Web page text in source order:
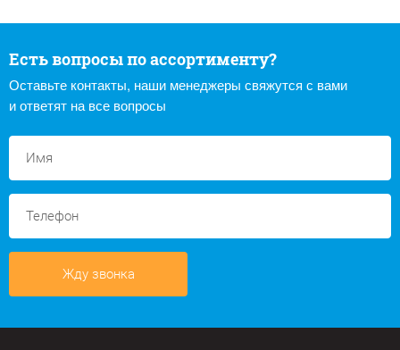
Есть вопросы по ассортименту?
Оставьте контакты, наши менеджеры свяжутся с вами
и ответят на все вопросы
Жду звонка